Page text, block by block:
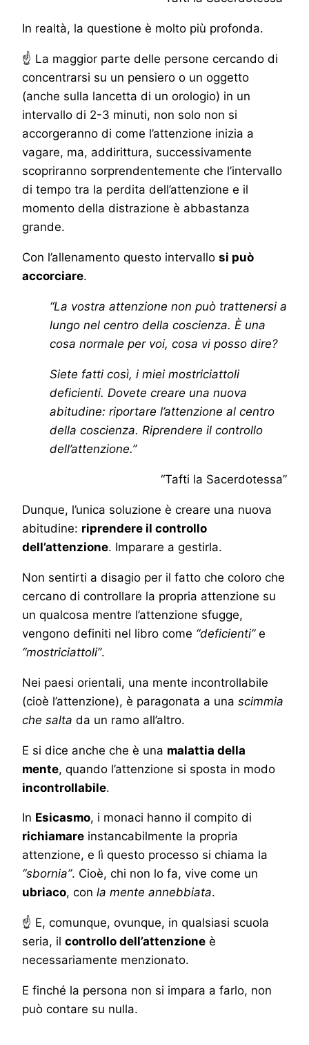
In realtà, la questione è molto più profonda.
☝ La maggior parte delle persone cercando di
concentrarsi su un pensiero o un oggetto
(anche sulla lancetta di un orologio) in un
intervallo di 2-3 minuti, non solo non si
accorgeranno di come l’attenzione inizia a
vagare, ma, addirittura, successivamente
scopriranno sorprendentemente che l’intervallo
di tempo tra la perdita dell’attenzione e il
momento della distrazione è abbastanza
grande.
Con l’allenamento questo intervallo si può
accorciare.
“La vostra attenzione non può trattenersi a
lungo nel centro della coscienza. È una
cosa normale per voi, cosa vi posso dire?
Siete fatti così, i miei mostriciattoli
deficienti. Dovete creare una nuova
abitudine: riportare l’attenzione al centro
della coscienza. Riprendere il controllo
dell’attenzione.”
“Tafti la Sacerdotessa”
Dunque, l’unica soluzione è creare una nuova
abitudine: riprendere il controllo
dell’attenzione. Imparare a gestirla.
Non sentirti a disagio per il fatto che coloro che
cercano di controllare la propria attenzione su
un qualcosa mentre l’attenzione sfugge,
vengono definiti nel libro come “deficienti”e
“mostriciattoli”.
Nei paesi orientali, una mente incontrollabile
(cioè l’attenzione), è paragonata a una scimmia
che salta da un ramo all’altro.
E si dice anche che è una malattia della
mente, quando l’attenzione si sposta in modo
incontrollabile.
In Esicasmo, i monaci hanno il compito di
richiamare instancabilmente la propria
attenzione, e lì questo processo si chiama la
“sbornia”. Cioè, chi non lo fa, vive come un
ubriaco, con la mente annebbiata.
☝ E, comunque, ovunque, in qualsiasi scuola
seria, il controllo dell’attenzione è
necessariamente menzionato.
E finché la persona non si impara a farlo, non
può contare su nulla.